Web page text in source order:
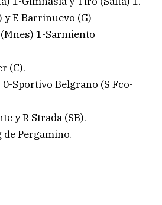
y E Barrinuevo (G)
1-Sarmiento
(C).
Sportivo Belgrano (S Fco-
y R Strada (SB).
Pergamino.